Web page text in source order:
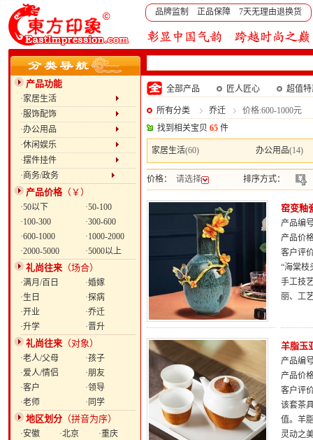
品牌监制 正品保障 7天无理由退换货
产品功能
·家居生活
·服饰配饰
·办公用品
·休闲娱乐
·摆件挂件
·商务/政务
产品价格（￥）
·50以下
·50-100
·100-300
·300-600
·600-1000
·1000-2000
·2000-5000
·5000以上
礼尚往来 （场合）
·满月/百日
·婚嫁
·生日
·探病
·开业
·乔迁
·升学
·晋升
礼尚往来 （对象）
·老人/父母
·孩子
·爱人/情侣
·朋友
·客户
·领导
·老师
·同学
地区划分 （拼音为序）
·安徽 ·北京
·重庆
全部产品 匠人匠心 超值
所有分类 乔迁
价格:600-1000元
找到相关宝贝 65 件
家居生活(60) 办公用品(14)
价格： 请选择 排序方式：
窑变釉
产品编
产品价
客户评
“海棠枝
手工技
丽、工
羊脂玉
产品编
产品价
客户评
该套茶
值。羊
灵动之